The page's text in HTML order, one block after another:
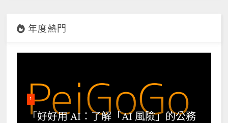
年度熱門
1
「好好用 AI：了解「AI 風險」的公務